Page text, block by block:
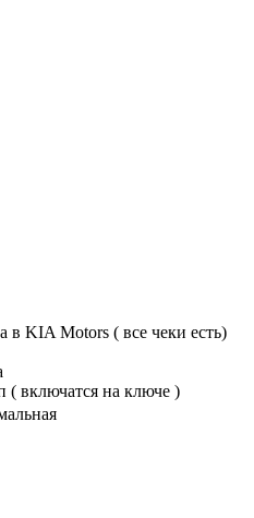
KIA Motors ( все чеки есть)
( включатся на ключе )